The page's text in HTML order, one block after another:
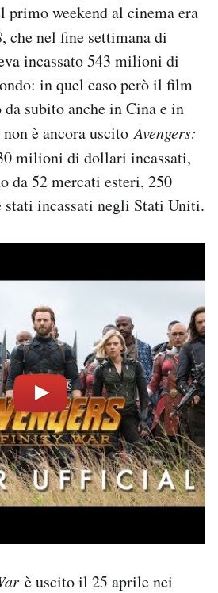
primo weekend al cinema era
, che nel fine settimana di
incassato 543 milioni di
in quel caso però il film
subito anche in Cina e in
non è ancora uscitoAvengers:
milioni di dollari incassati,
da 52 mercati esteri, 250
incassati negli Stati Uniti.
è uscito il 25 aprile nei